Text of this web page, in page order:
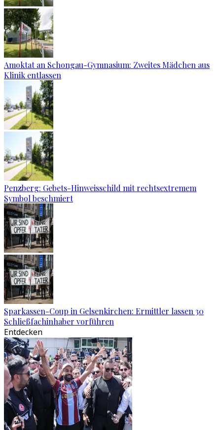
Amoktat an Schongau-Gymnasium: Zweites Mädchen aus
Klinik entlassen
Penzberg: Gebets-Hinweisschild mit rechtsextremem
Symbol beschmiert
Sparkassen-Coup in Gelsenkirchen: Ermittler lassen 30
Schließfachinhaber vorführen
Entdecken